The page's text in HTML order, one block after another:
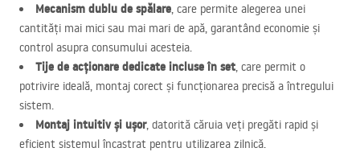
Mecanism dublu de spălare, care permite alegerea unei
cantități mai mici sau mai mari de apă, garantând economie și
control asupra consumului acesteia.
Tije de acționare dedicate incluse în set, care permit o
potrivire ideală, montaj corect și funcționarea precisă a întregului
sistem.
Montaj intuitiv și ușor, datorită căruia veți pregăti rapid și
eficient sistemul încastrat pentru utilizarea zilnică.